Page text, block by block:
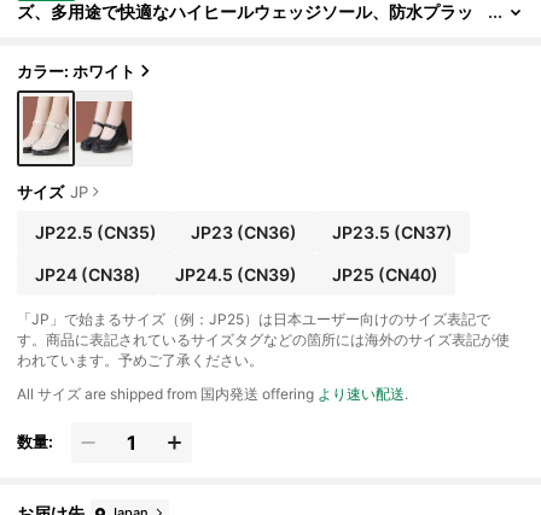
ズ、多用途で快適なハイヒールウェッジソール、防水プラッ
カラー: ホワイト
サイズ JP
JP22.5 (CN35) JP23 (CN36) JP23.5 (CN37)
JP24(CN38) JP24.5 (CN39) JP25 (CN40)
「JP」で始まるサイズ（例：JP25）は日本ユーザー向けのサイズ表記で
す。商品に表記されているサイズタグなどの箇所には海外のサイズ表記が使
われています。予めご了承ください。
All サイズ are shipped from 国内発送 offering より速い配送.
数量: